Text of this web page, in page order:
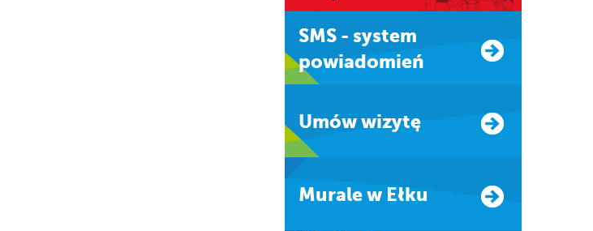
SMS - system
powiadomień
Umów wizytę
Murale w Ełku